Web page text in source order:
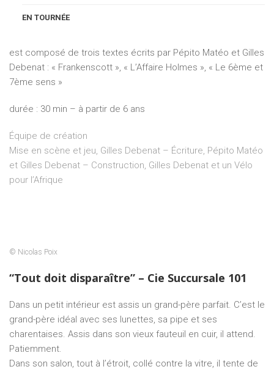
EN TOURNÉE
arrivées.
est composé de trois textes écrits par Pépito Matéo et Gilles
Debenat : « Frankenscott », « L’Affaire Holmes », « Le 6ème et
7ème sens »
durée : 30 min – à partir de 6 ans
Équipe de création
Mise en scène et jeu, Gilles Debenat – Écriture, Pépito Matéo
et Gilles Debenat – Construction, Gilles Debenat et un Vélo
pour l’Afrique
© Nicolas Poix
“Tout doit disparaître” – Cie Succursale 101
Dans un petit intérieur est assis un grand-père parfait. C’est le
grand-père idéal avec ses lunettes, sa pipe et ses
charentaises. Assis dans son vieux fauteuil en cuir, il attend.
Patiemment.
Dans son salon, tout à l’étroit, collé contre la vitre, il tente de